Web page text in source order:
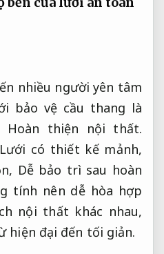
nhiều người yên tâm
bảo vệ cầu thang là
Hoàn thiện nội thất.
Lưới có thiết kế mảnh,
Dễ bảo trì sau hoàn
tính nên dễ hòa hợp
nội thất khác nhau,
hiện đại đến tối giản.